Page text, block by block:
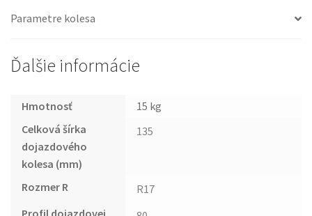
Parametre kolesa
Ďalšie informácie
Hmotnosť
15 kg
Celková šírka
dojazdového
kolesa (mm)
135
Rozmer R
R17
Profil dojazdovej